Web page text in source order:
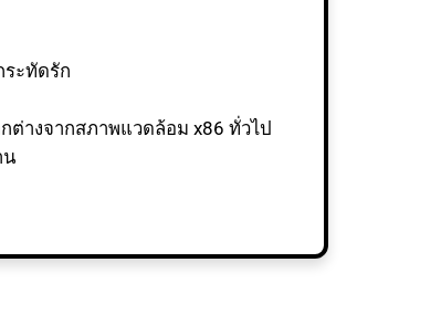
ระทัดรัก
ต่างจากสภาพแวดล้อม x86 ทั่วไป
น